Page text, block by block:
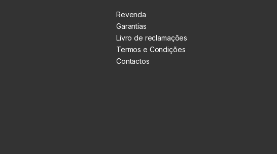
Revenda
Garantias
Livro de reclamações
Termos e Condições
Contactos